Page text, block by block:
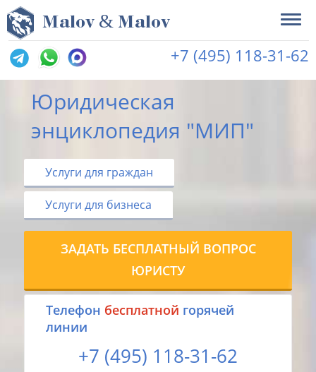
Malov & Malov
+7 (495) 118-31-62
Юридическая
энциклопедия "МИП"
Услуги для граждан
Услуги для бизнеса
ЗАДАТЬ БЕСПЛАТНЫЙ ВОПРОС
ЮРИСТУ
Tелефон бесплатной горячей
линии
+7 (495) 118-31-62